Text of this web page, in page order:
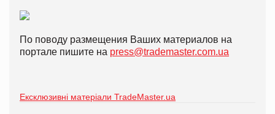
По поводу размещения Ваших материалов на
портале пишите на press@trademaster.com.ua
Ексклюзивні матеріали TradeMaster.ua